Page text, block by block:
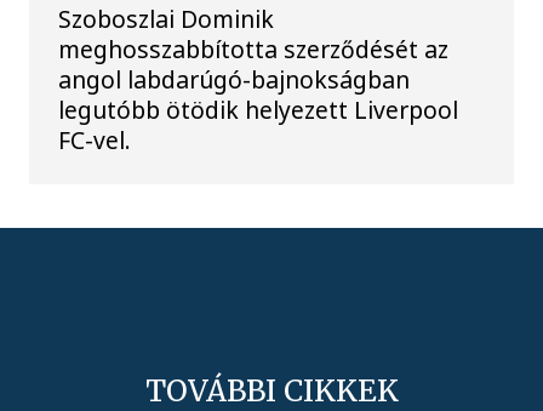
Szoboszlai Dominik
meghosszabbította szerződését az
angol labdarúgó-bajnokságban
legutóbb ötödik helyezett Liverpool
FC-vel.
TOVÁBBI CIKKEK